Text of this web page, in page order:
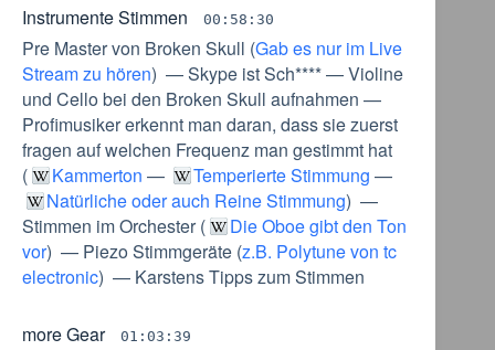
Instrumente Stimmen 00:58:30
Pre Master von Broken Skull (Gab es nur im Live
Stream zu hören) —Skype ist Sch****—Violine
und Cello bei den Broken Skull aufnahmen —
Profimusiker erkennt man daran, dass sie zuerst
fragen auf welchen Frequenz man gestimmt hat
(
Kammerton — Temperierte Stimmung —
Natürliche oder auch Reine Stimmung) —
Stimmen im Orchester(
Die Oboe gibt den Ton
vor) — Piezo Stimmgeräte (z.B. Polytune von tc
electronic) — Karstens Tipps zum Stimmen
more Gear 01:03:39